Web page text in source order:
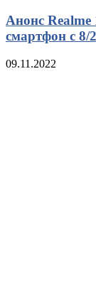
Анонс
смартфон с
09.11.2022